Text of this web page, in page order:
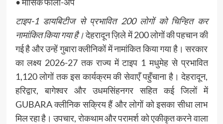
टाइप-1 डायबिटीज से प्रभावित 200 लोगों को चिन्हित कर
नामांकित किया गया है।देहरादून ज़िले में 200 लोगों की पहचान की
गई है और उन्हें गुबारा क्लीनिकों में नामांकित किया गया है। सरकार
का लक्ष्य 2026-27 तक राज्य में टाइप 1 मधुमेह से प्रभावित
1,120 लोगों तक इस कार्यक्रम की सेवाएँ पहुँचाना है। देहरादून,
हरिद्वार, बागेश्वर और उधमसिंहनगर सहित कई जिलों में
GUBARA क्लीनिक सक्रिय हैं और लोगों को इसका सीधा लाभ
मिल रहा है। उपचार, रोकथाम और परामर्श को एकीकृत करने वाला